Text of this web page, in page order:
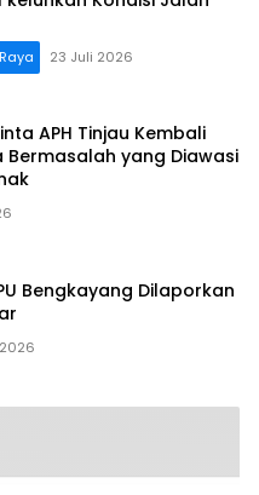
23 Juli 2026
APH Tinjau Kembali
Bermasalah yang Diawasi
Bengkayang Dilaporkan